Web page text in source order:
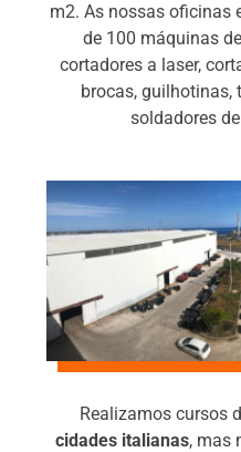
m2. As nossas oficinas
de 100 máquinas
cortadores a laser,
brocas, guilhotinas,
soldadores
Realizamos cursos
cidades italianas, mas